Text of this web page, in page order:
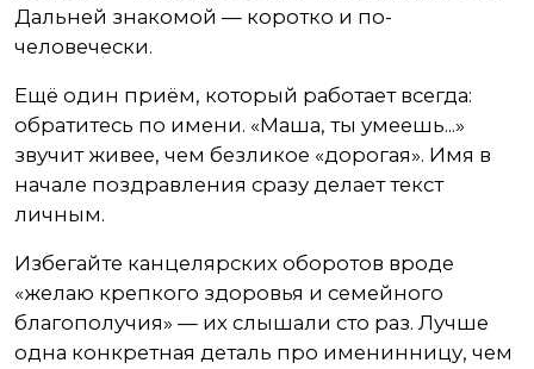
Дальней знакомой — коротко и по-
человечески.
Ещё один приём, который работает всегда:
обратитесь по имени. «Маша, ты умеешь...»
звучит живее, чем безликое «дорогая». Имя в
начале поздравления сразу делает текст
личным.
Избегайте канцелярских оборотов вроде
«желаю крепкого здоровья и семейного
благополучия» — их слышали сто раз. Лучше
одна конкретная деталь про именинницу, чем